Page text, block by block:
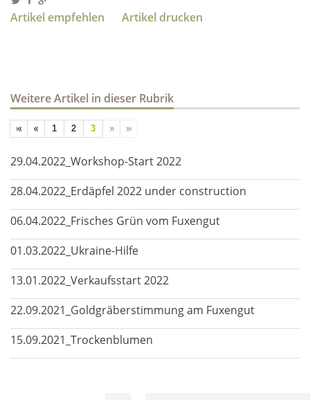
Artikel empfehlen Artikel drucken
Weitere Artikel in dieser Rubrik
1 2 3
29.04.2022_Workshop-Start 2022
28.04.2022_Erdäpfel 2022 under construction
06.04.2022_Frisches Grün vom Fuxengut
01.03.2022_Ukraine-Hilfe
13.01.2022_Verkaufsstart 2022
22.09.2021_Goldgräberstimmung am Fuxengut
15.09.2021_Trockenblumen